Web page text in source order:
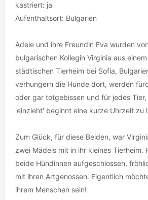
kastriert: ja
Aufenthaltsort: Bulgarien
Adele und ihre Freundin Eva wurden
bulgarischen Kollegin Virginia aus
städtischen Tierheim bei Sofia,
verhungern die Hunde dort, werden
oder gar totgebissen und für jedes
'einzieht' beginnt eine kurze Uhrzeit zu
Zum Glück, für diese Beiden, war
zwei Mädels mit in ihr kleines Tierheim.
beide Hündinnen aufgeschlossen,
mit ihren Artgenossen. Eigentlich
ihrem Menschen sein!